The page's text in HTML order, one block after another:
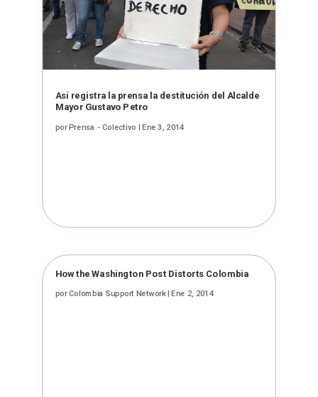
Así registra la prensa la destitución del Alcalde
Mayor Gustavo Petro
porPrensa - Colectivo | Ene 3, 2014
How the Washington Post Distorts Colombia
porColombia Support Network|Ene 2, 2014